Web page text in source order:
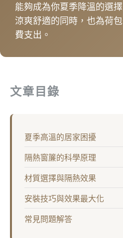
能夠成為你夏季降溫的選
涼爽舒適的同時，也為荷
費支出。
文章目錄
夏季高溫的居家困擾
隔熱窗簾的科學原理
材質選擇與隔熱效果
安裝技巧與效果最大化
常見問題解答